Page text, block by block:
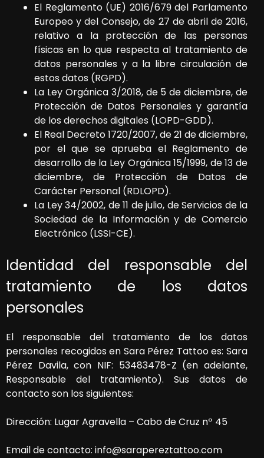
El Reglamento (UE) 2016/679 del Parlamento
Europeo y del Consejo, de 27 de abril de 2016,
relativo a la protección de las personas
físicas en lo que respecta al tratamiento de
datos personales y a la libre circulación de
estos datos (RGPD).
La Ley Orgánica 3/2018, de 5 de diciembre, de
Protección de Datos Personales y garantía
de los derechos digitales (LOPD-GDD).
El Real Decreto 1720/2007, de 21 de diciembre,
por el que se aprueba el Reglamento de
desarrollo de la Ley Orgánica 15/1999, de 13 de
diciembre, de Protección de Datos de
Carácter Personal (RDLOPD).
La Ley 34/2002, de 11 de julio, de Servicios de la
Sociedad de la Información y de Comercio
Electrónico (LSSI-CE).
Identidad del responsable del
tratamiento de los datos
personales
El responsable del tratamiento de los datos
personales recogidos en Sara Pérez Tattooes:Sara
Pérez Davila, con NIF: 53483478-Z (en adelante,
Responsable del tratamiento). Sus datos de
contacto son los siguientes:
Dirección: Lugar Agravella – Cabo de Cruz nº 45
Email de contacto: info@sarapereztattoo.com